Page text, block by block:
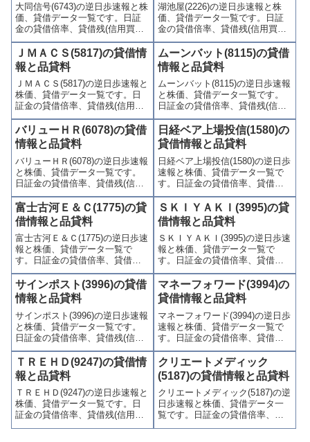
大同信号(6743)の逆日歩速報と株
価、貸借データ一覧です。日証
金の貸借倍率、貸借残(信用買
残、信用売残)、品貸料(逆日
歩)、東証の週末残高、規制(注意
喚起・申込停止)など、空売り関
連情報を集計し、図解でわかり
やすくまとめて掲載していま
す。
湖池屋(2226)の逆日歩速報と株
価、貸借データ一覧です。日証
金の貸借倍率、貸借残(信用買
残、信用売残)、品貸料(逆日
歩)、東証の週末残高、規制(注意
喚起・申込停止)など、空売り関
連情報を集計し、図解でわかり
やすくまとめて掲載していま
す。
ＪＭＡＣＳ(5817)の貸借情
報と品貸料
ＪＭＡＣＳ(5817)の逆日歩速報と
株価、貸借データ一覧です。日
証金の貸借倍率、貸借残(信用買
残、信用売残)、品貸料(逆日
歩)、東証の週末残高、規制(注意
喚起・申込停止)など、空売り関
連情報を集計し、図解でわかり
やすくまとめて掲載していま
す。
ムーンバット(8115)の貸借
情報と品貸料
ムーンバット(8115)の逆日歩速報
と株価、貸借データ一覧です。
日証金の貸借倍率、貸借残(信用
買残、信用売残)、品貸料(逆日
歩)、東証の週末残高、規制(注意
喚起・申込停止)など、空売り関
連情報を集計し、図解でわかり
やすくまとめて掲載していま
す。
バリューＨＲ(6078)の貸借
情報と品貸料
バリューＨＲ(6078)の逆日歩速報
と株価、貸借データ一覧です。
日証金の貸借倍率、貸借残(信用
買残、信用売残)、品貸料(逆日
歩)、東証の週末残高、規制(注意
喚起・申込停止)など、空売り関
連情報を集計し、図解でわかり
やすくまとめて掲載していま
す。
日経ベア上場投信(1580)の
貸借情報と品貸料
日経ベア上場投信(1580)の逆日歩
速報と株価、貸借データ一覧で
す。日証金の貸借倍率、貸借残
(信用買残、信用売残)、品貸料
(逆日歩)、東証の週末残高、規制
(注意喚起・申込停止)など、空売
り関連情報を集計し、図解でわ
かりやすくまとめて掲載してい
ます。
富士古河Ｅ＆Ｃ(1775)の貸
借情報と品貸料
富士古河Ｅ＆Ｃ(1775)の逆日歩速
報と株価、貸借データ一覧で
す。日証金の貸借倍率、貸借残
(信用買残、信用売残)、品貸料
(逆日歩)、東証の週末残高、規制
(注意喚起・申込停止)など、空売
り関連情報を集計し、図解でわ
かりやすくまとめて掲載してい
ます。
ＳＫＩＹＡＫＩ(3995)の貸
借情報と品貸料
ＳＫＩＹＡＫＩ(3995)の逆日歩速
報と株価、貸借データ一覧で
す。日証金の貸借倍率、貸借残
(信用買残、信用売残)、品貸料
(逆日歩)、東証の週末残高、規制
(注意喚起・申込停止)など、空売
り関連情報を集計し、図解でわ
かりやすくまとめて掲載してい
ます。
サインポスト(3996)の貸借
情報と品貸料
サインポスト(3996)の逆日歩速報
と株価、貸借データ一覧です。
日証金の貸借倍率、貸借残(信用
買残、信用売残)、品貸料(逆日
歩)、東証の週末残高、規制(注意
喚起・申込停止)など、空売り関
連情報を集計し、図解でわかり
やすくまとめて掲載していま
す。
マネーフォワード(3994)の
貸借情報と品貸料
マネーフォワード(3994)の逆日歩
速報と株価、貸借データ一覧で
す。日証金の貸借倍率、貸借残
(信用買残、信用売残)、品貸料
(逆日歩)、東証の週末残高、規制
(注意喚起・申込停止)など、空売
り関連情報を集計し、図解でわ
かりやすくまとめて掲載してい
ます。
ＴＲＥＨＤ(9247)の貸借情
報と品貸料
ＴＲＥＨＤ(9247)の逆日歩速報と
株価、貸借データ一覧です。日
証金の貸借倍率、貸借残(信用買
残、信用売残)、品貸料(逆日
クリエートメディック
(5187)の貸借情報と品貸料
クリエートメディック(5187)の逆
日歩速報と株価、貸借データ一
覧です。日証金の貸借倍率、貸
借残(信用買残、信用売残)、品貸